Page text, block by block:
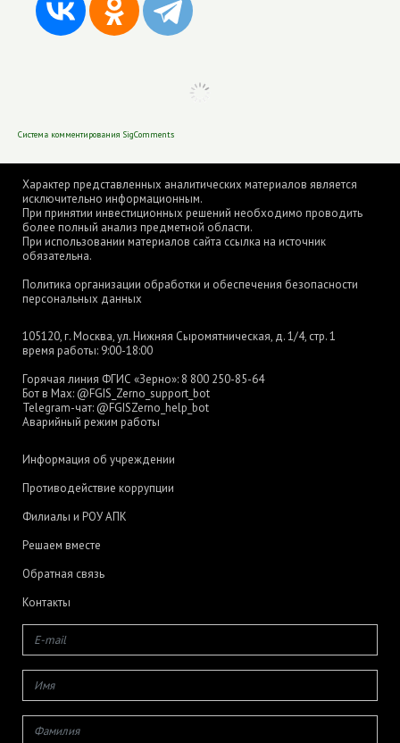
Система комментирования SigComments
Характер представленных аналитических материалов является
исключительно информационным.
При принятии инвестиционных решений необходимо проводить
более полный анализ предметной области.
При использовании материалов сайта ссылка на источник
обязательна.
Политика организации обработки и обеспечения безопасности
персональных данных
105120, г. Москва, ул. Нижняя Сыромятническая, д. 1/4, стр. 1
время работы: 9:00-18:00
Горячая линия ФГИС «Зерно»: 8 800 250-85-64
Бот в Max: @FGIS_Zerno_support_bot
Telegram-чат: @FGISZerno_help_bot
Аварийный режим работы
Информация об учреждении
Противодействие коррупции
Филиалы и РОУ АПК
Решаем вместе
Обратная связь
Контакты